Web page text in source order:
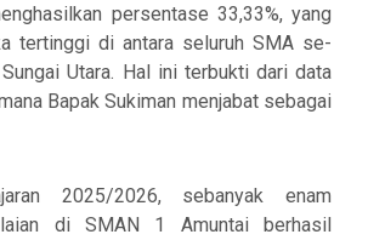
persentase 33,33%, yang
tertinggi di antara seluruh SMA se-
Utara. Hal ini terbukti dari data
Bapak Sukiman menjabat sebagai
2025/2026, sebanyak enam
di SMAN 1 Amuntai berhasil